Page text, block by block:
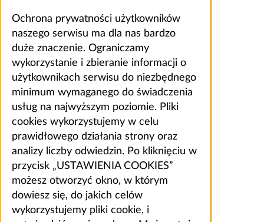
Ochrona prywatności użytkowników
naszego serwisu ma dla nas bardzo
duże znaczenie. Ograniczamy
wykorzystanie i zbieranie informacji o
użytkownikach serwisu do niezbędnego
minimum wymaganego do świadczenia
usług na najwyższym poziomie. Pliki
cookies wykorzystujemy w celu
prawidłowego działania strony oraz
analizy liczby odwiedzin. Po kliknięciu w
przycisk „USTAWIENIA COOKIES”
możesz otworzyć okno, w którym
dowiesz się, do jakich celów
wykorzystujemy pliki cookie, i